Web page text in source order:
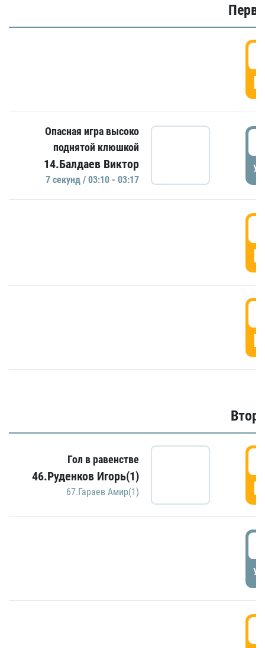
Опасная игра высоко
поднятой клюшкой
14.Балдаев Виктор
7 секунд / 03:10 - 03:17
Гол в равенстве
46.Руденков Игорь(1)
67.Гараев Амир(1)